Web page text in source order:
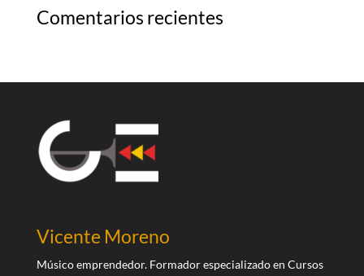
Comentarios recientes
Vicente Moreno
Músico emprendedor. Formador especializado en Cursos